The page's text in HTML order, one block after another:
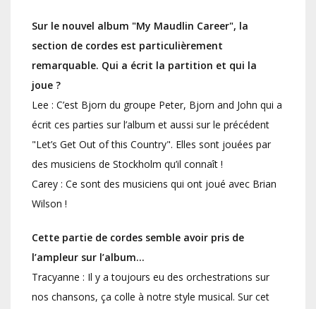
Sur le nouvel album "My Maudlin Career", la
section de cordes est particulièrement
remarquable. Qui a écrit la partition et qui la
joue ?
Lee : C’est Bjorn du groupe Peter, Bjorn and John qui a
écrit ces parties sur l’album et aussi sur le précédent
"Let’s Get Out of this Country". Elles sont jouées par
des musiciens de Stockholm qu’il connaît !
Carey : Ce sont des musiciens qui ont joué avec Brian
Wilson !
Cette partie de cordes semble avoir pris de
l’ampleur sur l’album…
Tracyanne : Il y a toujours eu des orchestrations sur
nos chansons, ça colle à notre style musical. Sur cet